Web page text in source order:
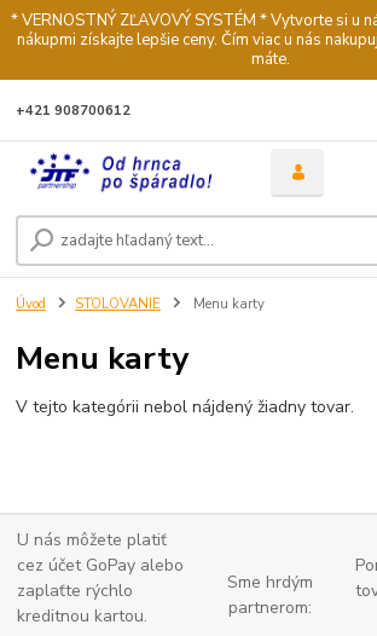
* VERNOSTNÝ ZĽAVOVÝ SYSTÉM * Vytvorte si u
nákupmi získajte lepšie ceny. Čím viac u nás
máte.
+421 908700612
Úvod STOLOVANIE Menu karty
Menu karty
V tejto kategórii nebol nájdený žiadny tovar.
U nás môžete platiť
cez účet GoPay alebo
zaplaťte rýchlo
kreditnou kartou.
Sme hrdým
partnerom: